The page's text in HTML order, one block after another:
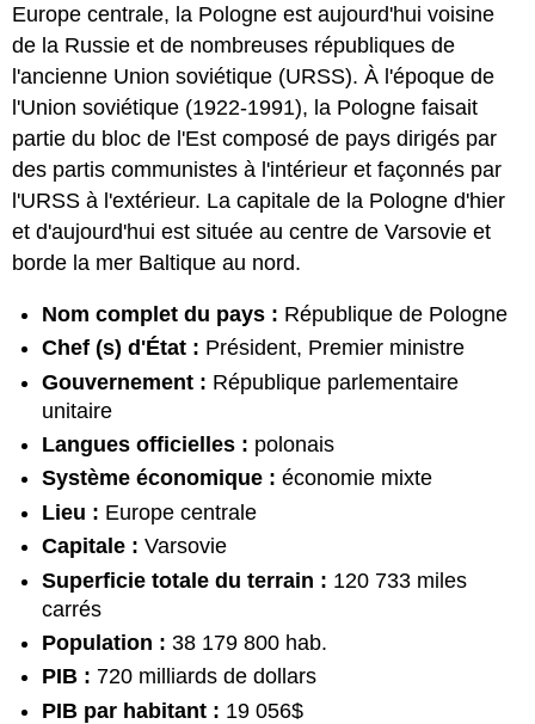
Europe centrale, la Pologne est aujourd'hui voisine
de la Russie et de nombreuses républiques de
l'ancienne Union soviétique (URSS). À l'époque de
l'Union soviétique (1922-1991), la Pologne faisait
partie du bloc de l'Est composé de pays dirigés par
des partis communistes à l'intérieur et façonnés par
l'URSS à l'extérieur. La capitale de la Pologne d'hier
et d'aujourd'hui est située au centre de Varsovie et
borde la mer Baltique au nord.
Nom complet du pays : République de Pologne
Chef (s) d'État : Président, Premier ministre
Gouvernement : République parlementaire
unitaire
Langues officielles : polonais
Système économique : économie mixte
Lieu : Europe centrale
Capitale : Varsovie
Superficie totale du terrain : 120 733 miles
carrés
Population : 38 179 800 hab.
PIB : 720 milliards de dollars
PIB par habitant : 19 056$